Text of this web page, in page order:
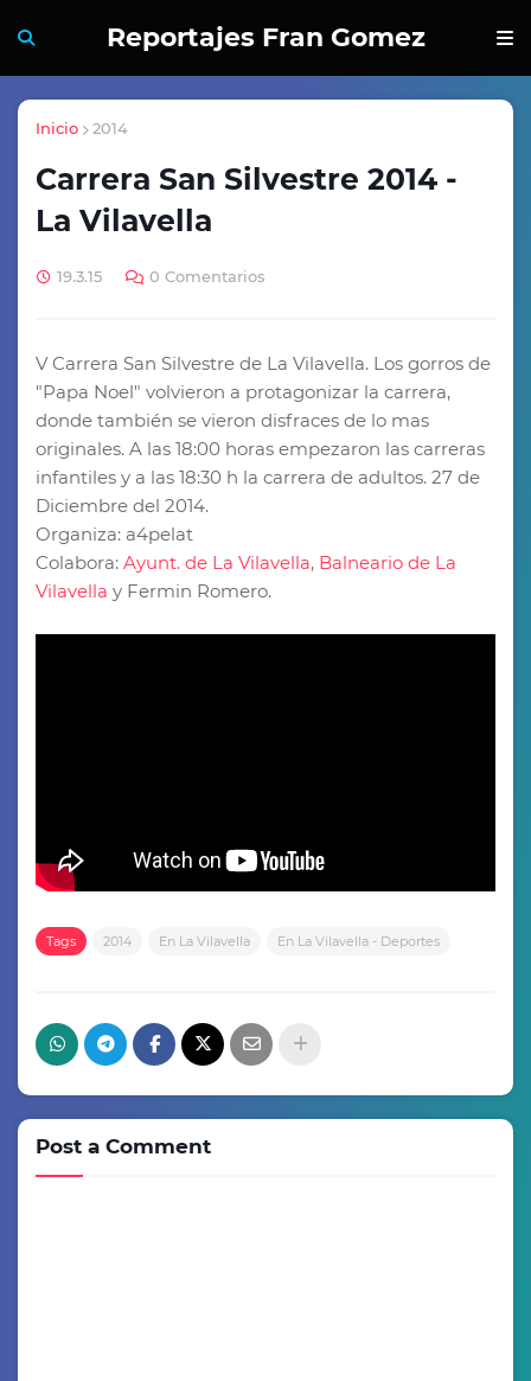
Reportajes Fran Gomez
Inicio 2014
Carrera San Silvestre 2014 -
La Vilavella
19.3.15 0 Comentarios
V Carrera San Silvestre de La Vilavella. Los gorros de
"Papa Noel" volvieron a protagonizar la carrera,
donde también se vieron disfraces de lo mas
originales. A las 18:00 horas empezaron las carreras
infantiles y a las 18:30 h la carrera de adultos. 27 de
Diciembre del 2014.
Organiza: a4pelat
Colabora: Ayunt. de La Vilavella, Balneario de La
Vilavella y Fermin Romero.
Tags 2014 En La Vilavella En La Vilavella - Deportes
Post a Comment